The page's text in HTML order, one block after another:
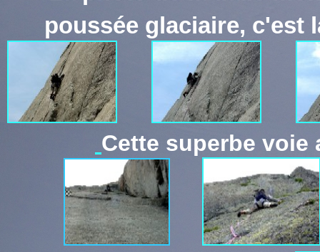
poussée glaciaire, c'est
Cette superbe